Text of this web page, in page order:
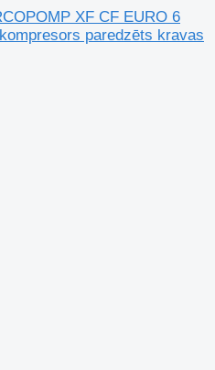
XF CF EURO 6
paredzēts kravas